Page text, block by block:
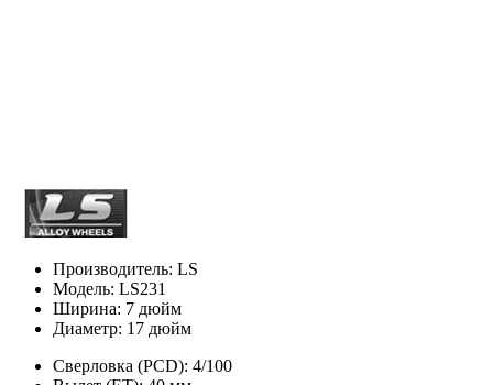
Производитель: LS
Модель: LS231
Ширина: 7 дюйм
Диаметр: 17 дюйм
Сверловка (PCD): 4/100